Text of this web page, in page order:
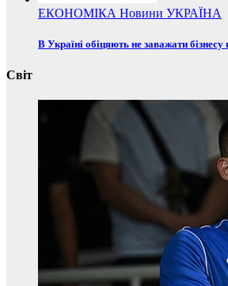
ЕКОНОМІКА Новини УКРАЇНА
В Україні обіцяють не заважати
Світ